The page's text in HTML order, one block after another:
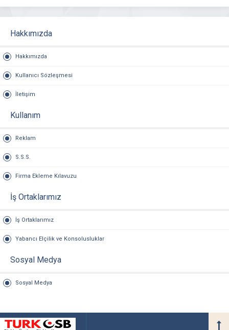
Hakkımızda
Hakkımızda
Kullanıcı Sözleşmesi
İletişim
Kullanım
Reklam
S.S.S.
Firma Ekleme Kılavuzu
İş Ortaklarımız
İş Ortaklarımız
Yabancı Elçilik ve Konsolusluklar
Sosyal Medya
Sosyal Medya